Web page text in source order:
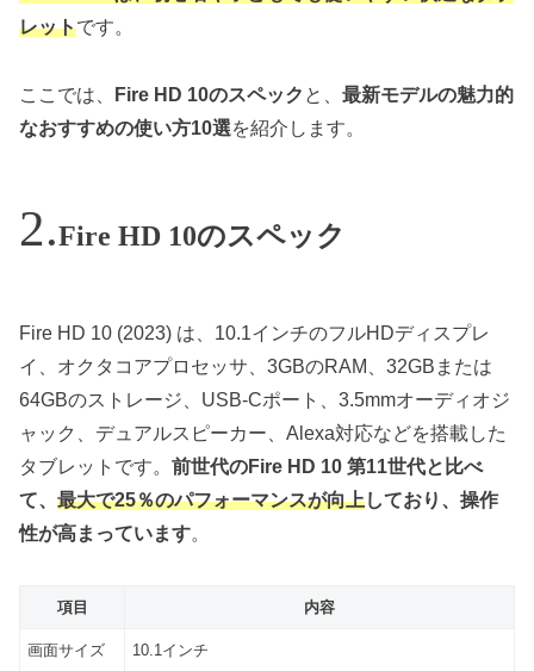
レットです。
ここでは、 Fire HD 10のスペック と、 最新モデルの魅力的
なおすすめの使い方10選を紹介します。
Fire HD 10のスペック
Fire HD 10 (2023) は、10.1インチのフルHDディスプレ
イ、オクタコアプロセッサ、3GBのRAM、32GBまたは
64GBのストレージ、USB-Cポート、3.5mmオーディオジ
ャック、デュアルスピーカー、Alexa対応などを搭載した
タブレットです。 前世代のFire HD 10 第11世代と比べ
て、 最大で25％のパフォーマンスが向上しており、操作
性が高まっています。
項目 内容
画面サイズ 10.1インチ